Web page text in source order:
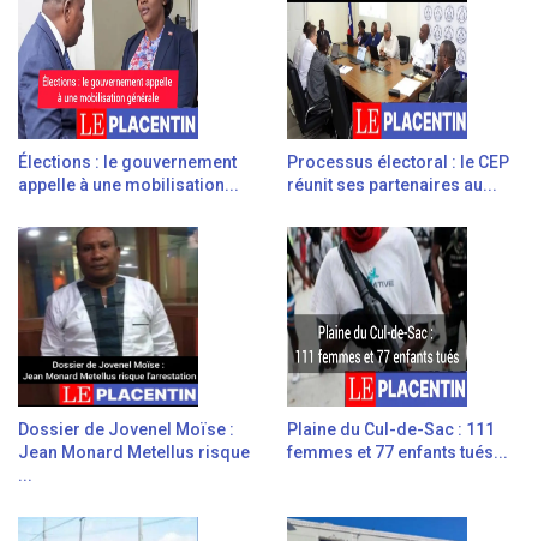
Élections : le gouvernement
appelle à une mobilisation...
Processus électoral : le CEP
réunit ses partenaires au...
Dossier de Jovenel Moïse :
Jean Monard Metellus risque
...
Plaine du Cul-de-Sac : 111
femmes et 77 enfants tués...